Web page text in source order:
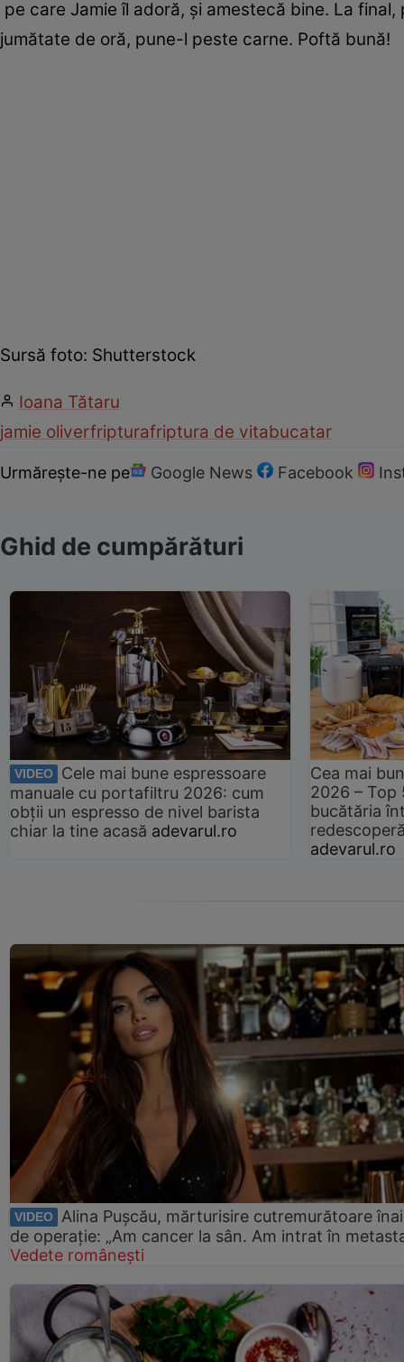
pe care Jamie îl adoră, şi amestecă bine. La
jumătate de oră, pune-l peste carne. Poftă bună!
Sursă foto: Shutterstock
Ioana Tătaru
jamie oliverfripturafriptura de vitabucatar
Urmărește-ne pe Google News Facebook
Ghid de cumpărături
VIDEO
Cele mai bune espressoare
manuale cu portafiltru 2026: cum
obții un espresso de nivel barista
chiar la tine acasă adevarul.ro
Cea mai
2026 –
bucătăria
adevarul.ro
VIDEO
Alina Pușcău, mărturisire cutremurătoare
de operație: „Am cancer la sân. Am intrat în
Vedete românești